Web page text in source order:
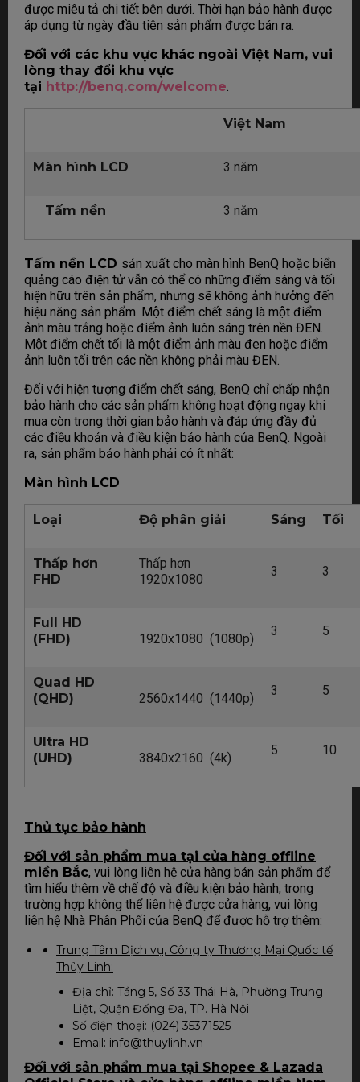
được miêu tả chi tiết bên dưới. Thời hạn bảo hành được
áp dụng từ ngày đầu tiên sản phẩm được bán ra.
Đối với các khu vực khác ngoài Việt Nam, vui
lòng thay đổi khu vực
tại http://benq.com/welcome
Việt Nam
Màn hình LCD 3 năm
Tấm nền 3 năm
Tấm nền LCD sản xuất cho màn hình BenQ hoặc biển
quảng cáo điện tử vẫn có thể có những điểm sáng và tối
hiện hữu trên sản phẩm, nhưng sẽ không ảnh hưởng đến
hiệu năng sản phẩm. Một điểm chết sáng là một điểm
ảnh màu trắng hoặc điểm ảnh luôn sáng trên nền ĐEN.
Một điểm chết tối là một điểm ảnh màu đen hoặc điểm
ảnh luôn tối trên các nền không phải màu ĐEN.
Đối với hiện tượng điểm chết sáng, BenQ chỉ chấp nhận
bảo hành cho các sản phẩm không hoạt động ngay khi
mua còn trong thời gian bảo hành và đáp ứng đầy đủ
các điều khoản và điều kiện bảo hành của BenQ. Ngoài
ra, sản phẩm bảo hành phải có ít nhất:
Màn hình LCD
Loại Độ phân giải Sáng Tối
Thấp hơn
FHD
Thấp hơn
1920x1080
3 3
Full HD
(FHD)
1920x1080 (1080p)
3 5
Quad HD
(QHD)
2560x1440 (1440p)
3 5
Ultra HD
(UHD)
3840x2160 (4k)
5 10
Thủ tục bảo hành
Đối với sản phẩm mua tại cửa hàng offline
miền Bắc, vui lòng liên hệ cửa hàng bán sản phẩm để
tìm hiểu thêm về chế độ và điều kiện bảo hành, trong
trường hợp không thể liên hệ được cửa hàng, vui lòng
liên hệ Nhà Phân Phối của BenQ để được hỗ trợ thêm:
Trung Tâm Dịch vụ, Công ty Thương Mại Quốc tế
Thủy Linh:
Địa chỉ: Tầng 5, Số 33 Thái Hà, Phường Trung
Liệt, Quận Đống Đa, TP. Hà Nội
Số điện thoại: (024) 35371525
Email: info@thuylinh.vn
Đối với sản phẩm mua tại Shopee & Lazada